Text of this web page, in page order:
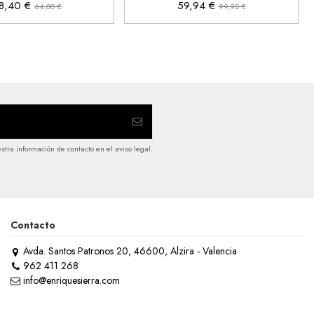
€64,00 €
59,94 €99,90 €
información de contacto en el aviso legal.
Contacto
Avda. Santos Patronos 20, 46600, Alzira - Valencia
962 411 268
info@enriquesierra.com